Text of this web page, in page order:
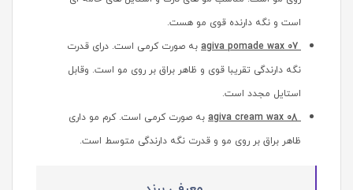
است و نگه دارنده قوی مو هست.
به صورت کرمی است. درای قدرت
نگه دارندگی تقریبا قوی و ظاهر براق بر روی مو است. وقابل
استایل مجدد است.
به صورت کرمی است. کرم مو داری
ظاهر براق بر روی مو و قدرت نگه دارندگی متوسط است.